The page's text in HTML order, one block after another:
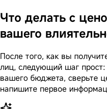
Что делать с
вашего
После того, как вы
лиц, следующий шаг
вашего бюджета, сверьте
напишите первое